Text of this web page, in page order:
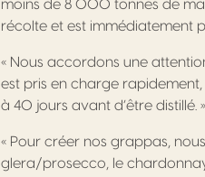
moins de 8 000 tonnes de
récolte et est immédiatement
« Nous accordons une
est pris en charge
à 40 jours avant d’être distillé. »
« Pour créer nos grappas,
glera/prosecco, le